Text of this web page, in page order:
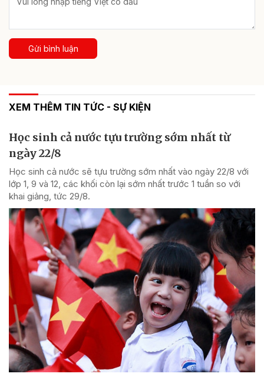
Gửi bình luận
XEM THÊM TIN TỨC - SỰ KIỆN
Học sinh cả nước tựu trường sớm nhất từ
ngày 22/8
Học sinh cả nước sẽ tựu trường sớm nhất vào ngày 22/8 với
lớp 1, 9 và 12, các khối còn lại sớm nhất trước 1 tuần so với
khai giảng, tức 29/8.